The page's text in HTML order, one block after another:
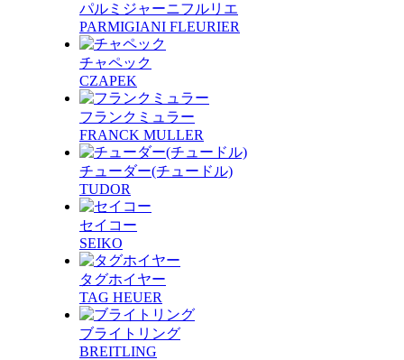
パルミジャーニフルリエ
PARMIGIANI FLEURIER
チャペック
CZAPEK
フランクミュラー
FRANCK MULLER
チューダー(チュードル)
TUDOR
セイコー
SEIKO
タグホイヤー
TAG HEUER
ブライトリング
BREITLING